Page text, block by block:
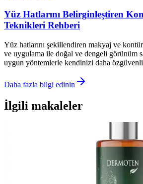
Yüz Hatlarını Belirginleştiren
Teknikleri Rehberi
Yüz hatlarını şekillendiren makyaj ve
ve uygulama ile doğal ve dengeli görünüm
uygun yöntemlerle kendinizi daha
Daha fazla bilgi edinin
İlgili makaleler